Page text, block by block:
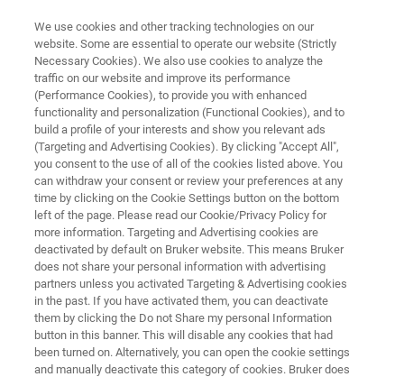
PRECLINICAL IMAGING WEBINAR
Ｘ線を用いた腫瘍血管イメージ
ングの最前線
Bruker マイクロCTのユーザー様によるご講演
です。
We use cookies and other tracking technologies on our
website. Some are essential to operate our website (Strictly
Necessary Cookies). We also use cookies to analyze the
traffic on our website and improve its performance
(Performance Cookies), to provide you with enhanced
functionality and personalization (Functional Cookies), and to
build a profile of your interests and show you relevant ads
(Targeting and Advertising Cookies). By clicking "Accept All",
you consent to the use of all of the cookies listed above. You
can withdraw your consent or review your preferences at any
time by clicking on the Cookie Settings button on the bottom
left of the page. Please read our Cookie/Privacy Policy for
more information. Targeting and Advertising cookies are
deactivated by default on Bruker website. This means Bruker
does not share your personal information with advertising
partners unless you activated Targeting & Advertising cookies
in the past. If you have activated them, you can deactivate
them by clicking the Do not Share my personal Information
button in this banner. This will disable any cookies that had
been turned on. Alternatively, you can open the cookie settings
and manually deactivate this category of cookies. Bruker does